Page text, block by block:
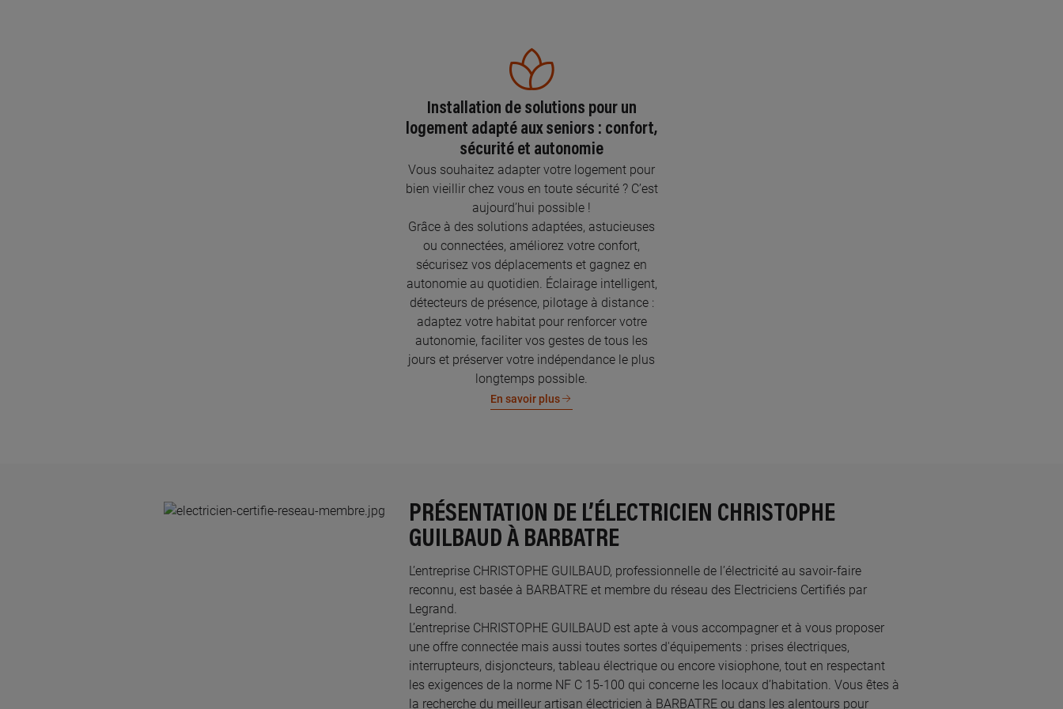
Installation de solutions pour un
logement adapté aux seniors : confort,
sécurité et autonomie
Vous souhaitez adapter votre logement pour
bien vieillir chez vous en toute sécurité ? C’est
aujourd’hui possible !
Grâce à des solutions adaptées, astucieuses
ou connectées, améliorez votre confort,
sécurisez vos déplacements et gagnez en
autonomie au quotidien. Éclairage intelligent,
détecteurs de présence, pilotage à distance :
adaptez votre habitat pour renforcer votre
autonomie, faciliter vos gestes de tous les
jours et préserver votre indépendance le plus
longtemps possible.
En savoir plus
PRÉSENTATION DE L’ÉLECTRICIEN CHRISTOPHE
GUILBAUD À BARBATRE
L’entreprise CHRISTOPHE GUILBAUD, professionnelle de l’électricité au savoir-faire
reconnu, est basée à BARBATRE et membre du réseau des Electriciens Certifiés par
Legrand.​
L’entreprise CHRISTOPHE GUILBAUD est apte à vous accompagner et à vous proposer
une offre connectée mais aussi toutes sortes d'équipements : prises électriques,
interrupteurs, disjoncteurs, tableau électrique ou encore visiophone, tout en respectant
les exigences de la norme NF C 15-100 qui concerne les locaux d’habitation. Vous êtes à
la recherche du meilleur artisan électricien à BARBATRE ou dans les alentours pour